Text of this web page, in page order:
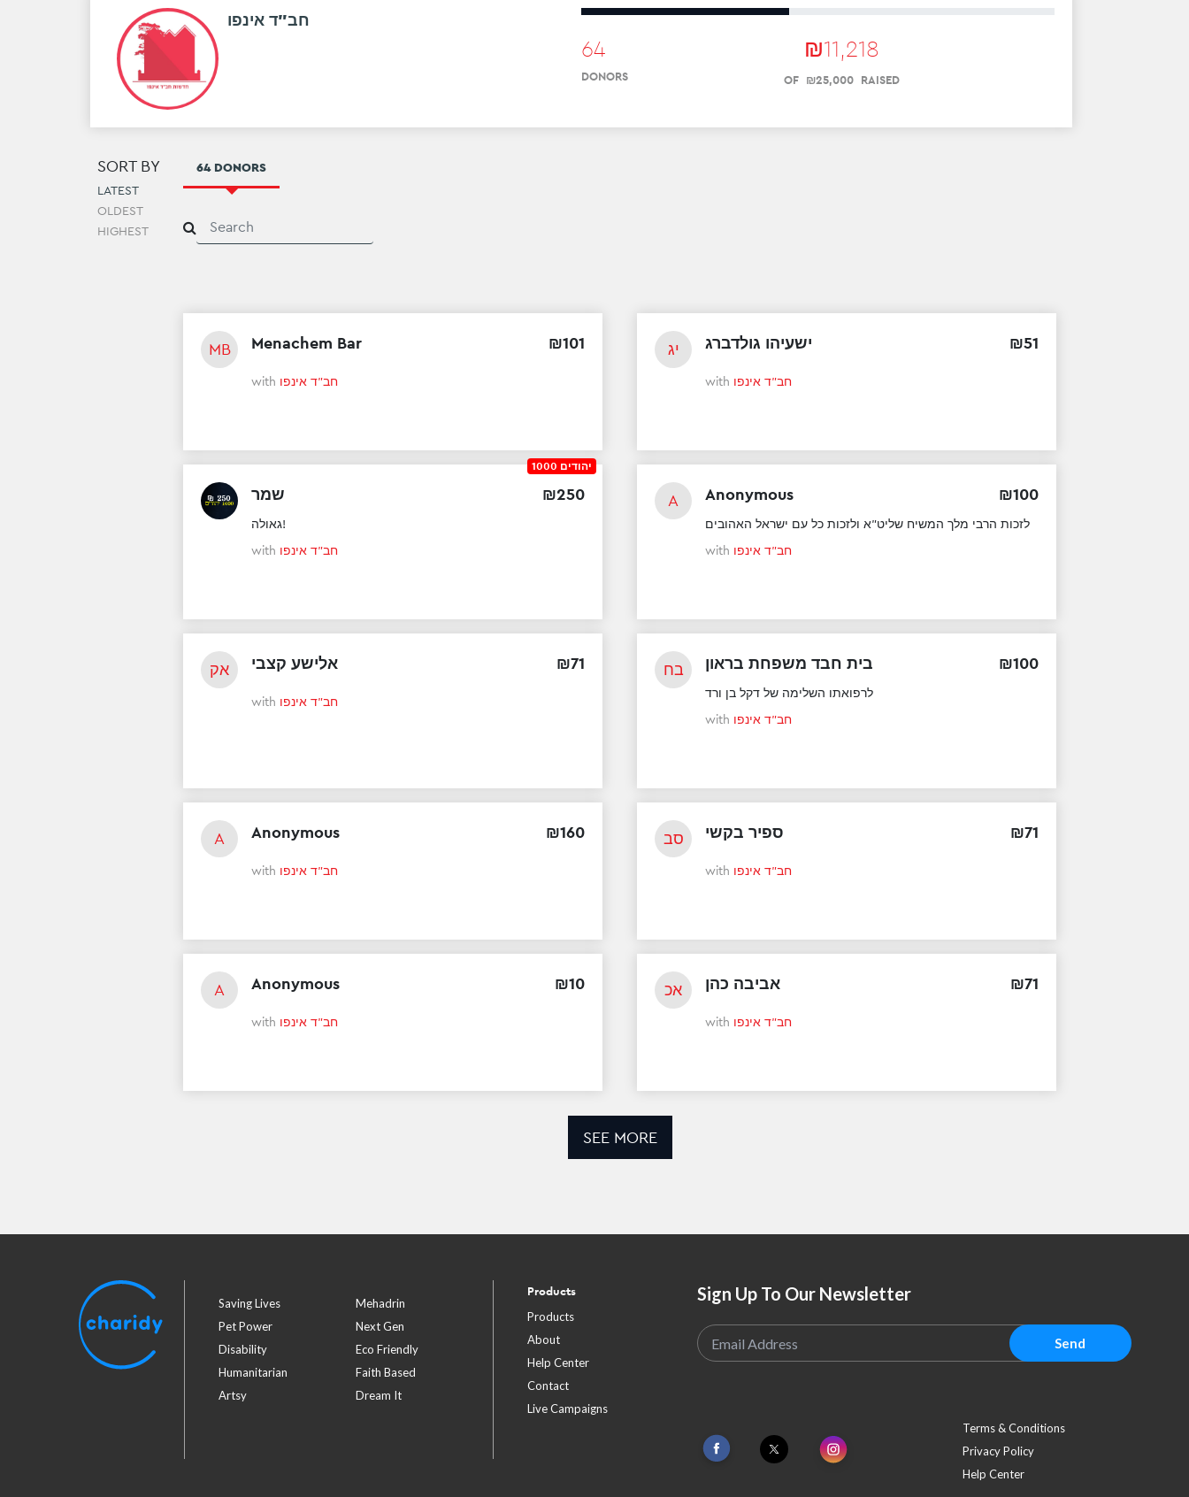
חב"ד אינפו
64
DONORS
₪11,218
OF ₪25,000 RAISED
SORT BY
LATEST
OLDEST
HIGHEST
64 DONORS
MB Menachem Bar ₪101
with חב"ד אינפו
יג ישעיהו גולדברג ₪51
with חב"ד אינפו
שמר ₪250
גאולה!
with חב"ד אינפו
1000 יהודים
A Anonymous ₪100
לזכות הרבי מלך המשיח שליט"א ולזכות כל עם ישראל האהובים
with חב"ד אינפו
אק אלישע קצבי ₪71
with חב"ד אינפו
בח בית חבד משפחת בראון ₪100
לרפואתו השלימה של דקל בן ורד
with חב"ד אינפו
A Anonymous ₪160
with חב"ד אינפו
סב ספיר בקשי ₪71
with חב"ד אינפו
A Anonymous ₪10
with חב"ד אינפו
אכ אביבה כהן ₪71
with חב"ד אינפו
SEE MORE
Saving Lives
Mehadrin
Pet Power
Next Gen
Disability
Eco Friendly
Humanitarian
Faith Based
Artsy
Dream It
Products
Products
About
Help Center
Contact
Live Campaigns
Sign Up To Our Newsletter
Send
Terms & Conditions
Privacy Policy
Help Center